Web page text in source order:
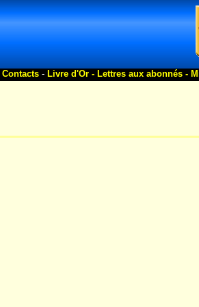
Contacts- Livre d'Or - Lettres aux abonnés -